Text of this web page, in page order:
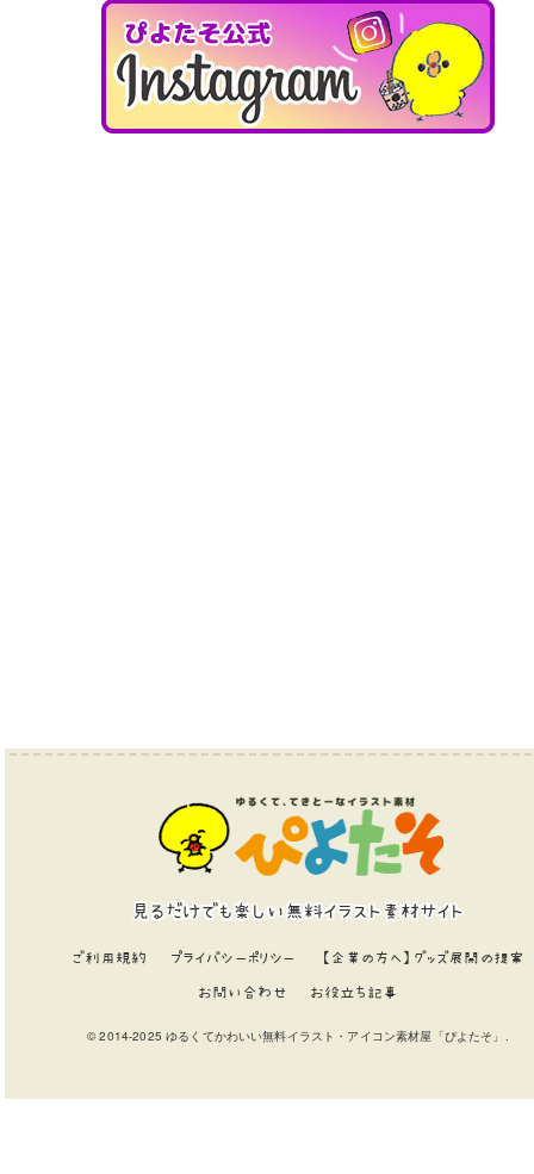
見るだけでも楽しい無料イラスト素材サイト
ご利用規約 プライバシーポリシー 【企業の方へ】グッズ展開の提案
お問い合わせ お役立ち記事
© 2014-2025 ゆるくてかわいい無料イラスト・アイコン素材屋「ぴよたそ」.